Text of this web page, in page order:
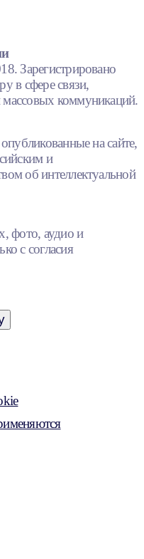
Зарегистрировано
в сфере связи,
коммуникаций.
на сайте,
и
об интеллектуальной
фото, аудио и
с согласия